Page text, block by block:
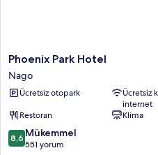
Phoenix
Park
Hotel
Nago
Phoenix Park Hotel
Nago
Ücretsiz otopark
Ücretsiz
internet
Restoran
Klima
10
üzerinden
8,6 Mükemmel
551 yorum